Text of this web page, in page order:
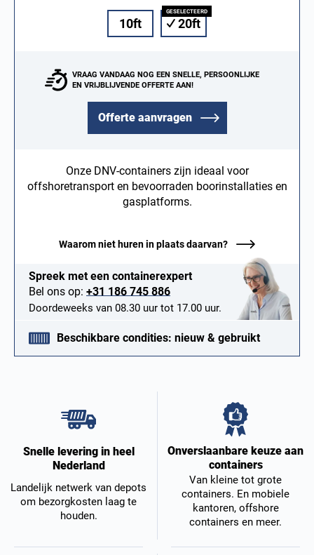
10ft 20ft
Offerte aanvragen
VRAAG VANDAAG NOG EEN SNELLE, PERSOONLIJKE
EN VRIJBLIJVENDE OFFERTE AAN!
Onze DNV-containers zijn ideaal voor
offshoretransport en bevoorraden boorinstallaties en
gasplatforms.
Waarom niet huren in plaats daarvan?
Spreek met een containerexpert
Bel ons op: +31 186 745 886
Doordeweeks van 08.30 uur tot 17.00 uur.
Beschikbare condities: nieuw & gebruikt
Snelle levering in heel
Nederland
Landelijk netwerk van depots
om bezorgkosten laag te
houden.
Onverslaanbare keuze aan
containers
Van kleine tot grote
containers. En mobiele
kantoren, offshore
containers en meer.